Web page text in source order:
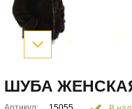
ШУБА